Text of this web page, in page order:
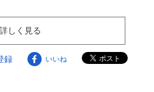
詳しく見る
録 いいね